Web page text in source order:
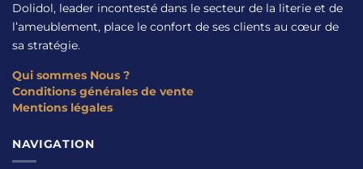
Dolidol, leader incontesté dans le secteur de la literie et de
l’ameublement, place le confort de ses clients au cœur de
sa stratégie.
Qui sommes Nous ?
Conditions générales de vente
Mentions légales
NAVIGATION